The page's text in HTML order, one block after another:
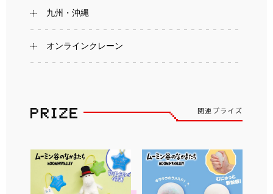
九州・沖縄
オンラインクレーン
関連プライズ